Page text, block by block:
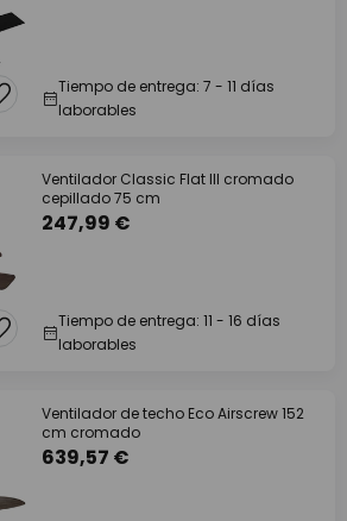
Tiempo de entrega: 7 - 11 días
laborables
Ventilador Classic Flat III cromado
cepillado 75 cm
247,99 €
Tiempo de entrega: 11 - 16 días
laborables
Ventilador de techo Eco Airscrew 152
cm cromado
639,57 €